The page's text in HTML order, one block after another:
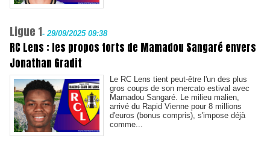
Ligue 1- 29/09/2025 09:38
RC Lens : les propos forts de Mamadou Sangaré envers
Jonathan Gradit
Le RC Lens tient peut-être l'un des plus
gros coups de son mercato estival avec
Mamadou Sangaré. Le milieu malien,
arrivé du Rapid Vienne pour 8 millions
d'euros (bonus compris), s'impose déjà
comme...